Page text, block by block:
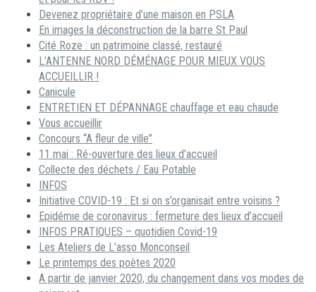
Devenez propriétaire d’une maison en PSLA
En images la déconstruction de la barre St Paul
Cité Roze : un patrimoine classé, restauré
L’ANTENNE NORD DÉMÉNAGE POUR MIEUX VOUS
ACCUEILLIR !
Canicule
ENTRETIEN ET DÉPANNAGE chauffage et eau chaude
Vous accueillir
Concours “A fleur de ville”
11 mai : Ré-ouverture des lieux d’accueil
Collecte des déchets / Eau Potable
INFOS
Initiative COVID-19 : Et si on s’organisait entre voisins ?
Epidémie de coronavirus : fermeture des lieux d’accueil
INFOS PRATIQUES – quotidien Covid-19
Les Ateliers de L’asso Monconseil
Le printemps des poètes 2020
A partir de janvier 2020, du changement dans vos modes de